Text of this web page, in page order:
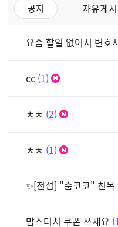
공지 자유게
요즘 할일 없어서 변호
cc 1
ㅊㅊ 2
ㅊㅊ 1
✨[전섭] "숨코코" 친
맘스터치 쿠폰 쓰세요